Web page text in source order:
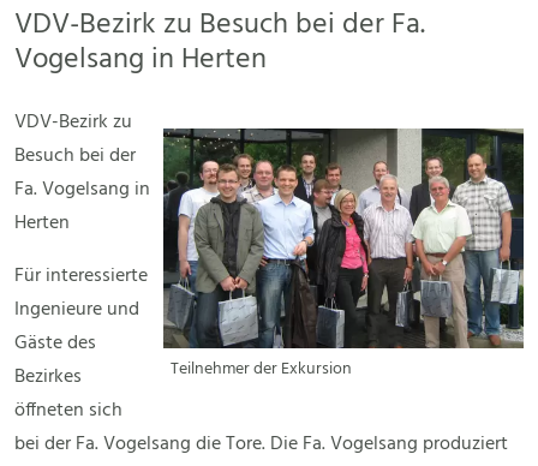
VDV-Bezirk zu Besuch bei der Fa.
Vogelsang in Herten
Teilnehmer der Exkursion
VDV-Bezirk zu
Besuch bei der
Fa. Vogelsang in
Herten
Für interessierte
Ingenieure und
Gäste des
Bezirkes
öffneten sich
bei der Fa. Vogelsang die Tore. Die Fa. Vogelsang produziert